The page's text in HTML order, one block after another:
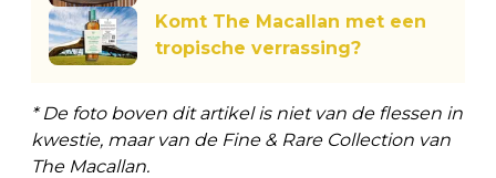
Komt The Macallan met een
tropische verrassing?
* De foto boven dit artikel is niet van de flessen in
kwestie, maar van de Fine & Rare Collection van
The Macallan.